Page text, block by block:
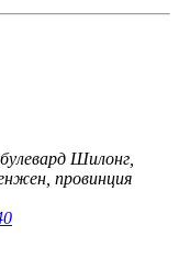
Шилонг,
провинция